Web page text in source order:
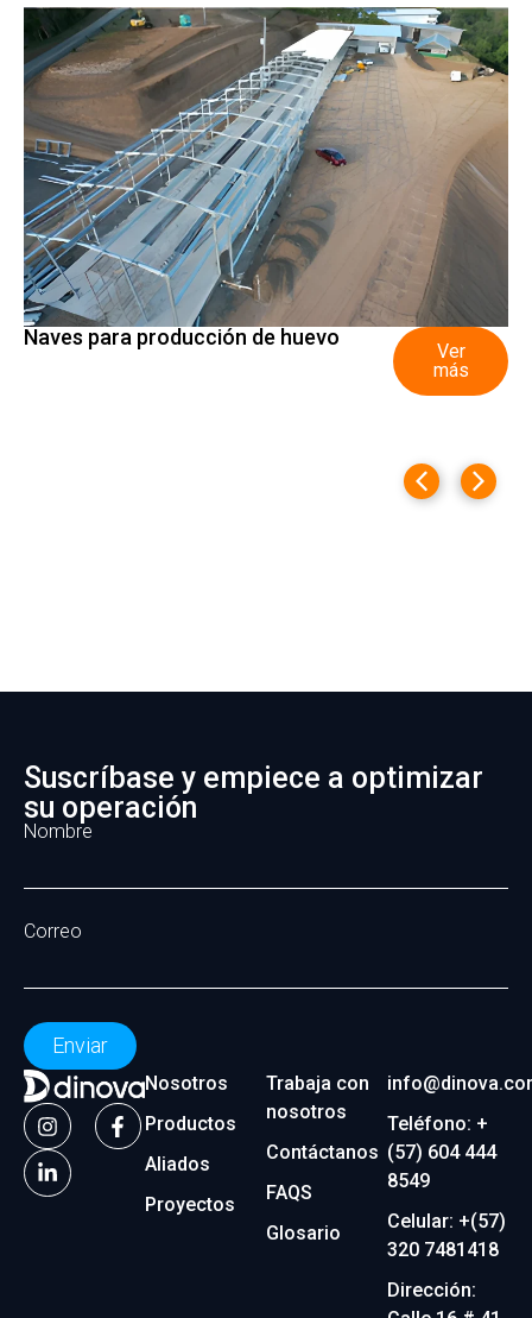
Naves para producción de huevo
Ver
más
Suscríbase y empiece a optimizar
su operación
Nombre
Correo
Enviar
Nosotros
Productos
Aliados
Proyectos
Trabaja con
nosotros
Contáctanos
FAQS
Glosario
Teléfono: +
(57) 604 444
8549
Celular: +(57)
320 7481418
Dirección: